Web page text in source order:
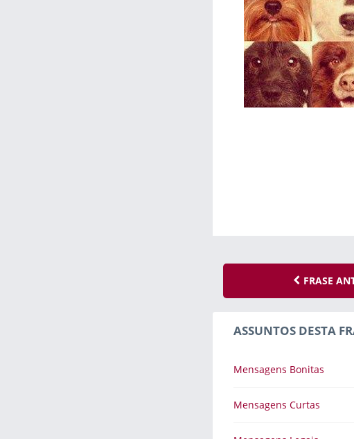
FRASE
ASSUNTOS DESTA
Mensagens Bonitas
Mensagens Curtas